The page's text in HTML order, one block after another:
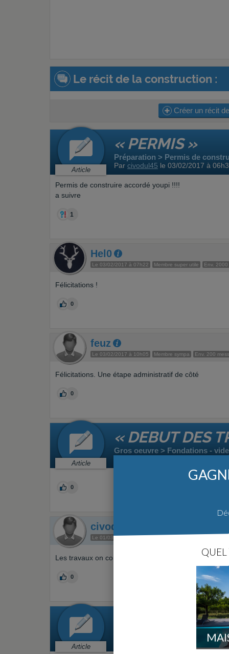
Le récit de la construction :
Créer un récit
Article
« PERMIS »
Préparation > Permis de
Par civodul45 le 03/02/2017 à
Permis de construire accordé youpi !!!!
a suivre
1
Hel0
Le 03/02/2017 à 07h22 Membre super utile Env.
Félicitations !
0
feuz
Le 03/02/2017 à 10h05 Membre sympa Env. 200
Félicitations. Une étape administratif de côté
0
Article
« DEBUT DES
Gros oeuvre > Fondations -
0
civodul45
Le 01/03/2017 à 06h29
Les travaux on commence hier matin (début des
0
Article
« ELEVATION
Gros oeuvre > Elévation des
le 11/04/2017 à
QUEL